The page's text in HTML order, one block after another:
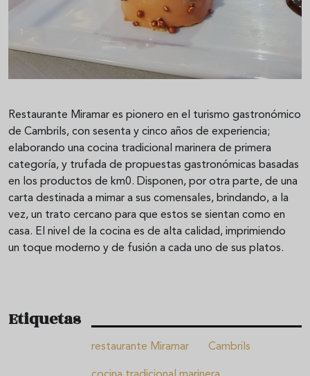
Restaurante Miramar es pionero en el turismo gastronómico
de Cambrils, con sesenta y cinco años de experiencia;
elaborando una cocina tradicional marinera de primera
categoría, y trufada de propuestas gastronómicas basadas
en los productos de km0. Disponen, por otra parte, de una
carta destinada a mimar a sus comensales, brindando, a la
vez, un trato cercano para que estos se sientan como en
casa. El nivel de la cocina es de alta calidad, imprimiendo
un toque moderno y de fusión a cada uno de sus platos.
Etiquetas
restaurante Miramar Cambrils